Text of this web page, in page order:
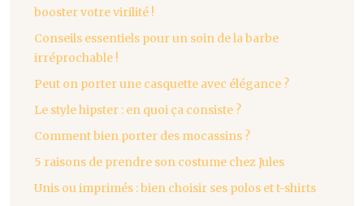
booster votre virilité !
Conseils essentiels pour un soin de la barbe
irréprochable !
Peut on porter une casquette avec élégance ?
Le style hipster : en quoi ça consiste ?
Comment bien porter des mocassins ?
5 raisons de prendre son costume chez Jules
Unis ou imprimés : bien choisir ses polos et t-shirts